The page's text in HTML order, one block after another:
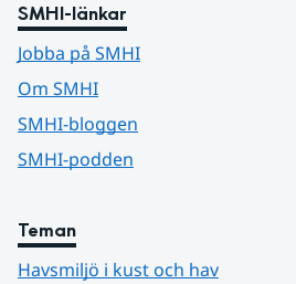
SMHI-länkar
Jobba på SMHI
Om SMHI
SMHI-bloggen
SMHI-podden
Teman
Havsmiljö i kust och hav